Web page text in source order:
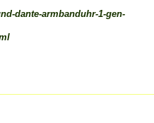
dante-armbanduhr-1-gen-